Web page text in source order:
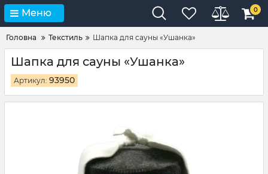
Меню 0
Головна Текстиль Шапка для сауны «Ушанка»
Шапка для сауны «Ушанка»
Артикул: 93950